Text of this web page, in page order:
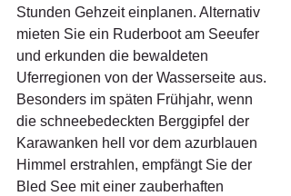
Stunden Gehzeit einplanen. Alternativ
mieten Sie ein Ruderboot am Seeufer
und erkunden die bewaldeten
Uferregionen von der Wasserseite aus.
Besonders im späten Frühjahr, wenn
die schneebedeckten Berggipfel der
Karawanken hell vor dem azurblauen
Himmel erstrahlen, empfängt Sie der
Bled See mit einer zauberhaften